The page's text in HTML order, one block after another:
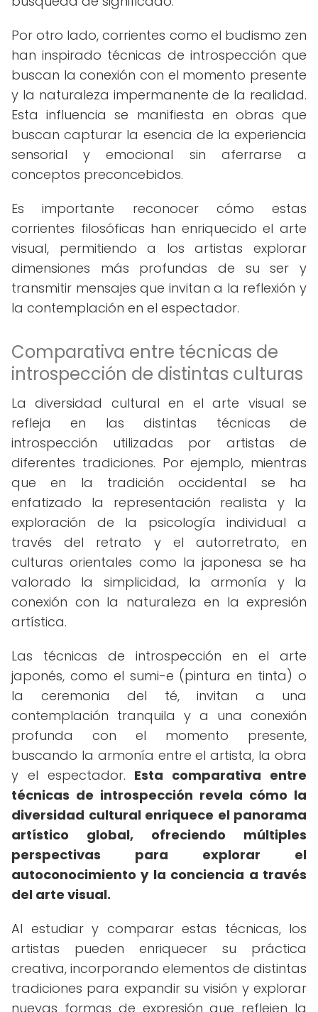
Por otro lado, corrientes como el budismo zen
han inspirado técnicas de introspección que
buscan la conexión con el momento presente
y la naturaleza impermanente de la realidad.
Esta influencia se manifiesta en obras que
buscan capturar la esencia de la experiencia
sensorial y emocional sin aferrarse a
conceptos preconcebidos.
Es importante reconocer cómo estas
corrientes filosóficas han enriquecido el arte
visual, permitiendo a los artistas explorar
dimensiones más profundas de su ser y
transmitir mensajes que invitan a la reflexión y
la contemplación en el espectador.
Comparativa entre técnicas de
introspección de distintas culturas
La diversidad cultural en el arte visual se
refleja en las distintas técnicas de
introspección utilizadas por artistas de
diferentes tradiciones. Por ejemplo, mientras
que en la tradición occidental se ha
enfatizado la representación realista y la
exploración de la psicología individual a
través del retrato y el autorretrato, en
culturas orientales como la japonesa se ha
valorado la simplicidad, la armonía y la
conexión con la naturaleza en la expresión
artística.
Las técnicas de introspección en el arte
japonés, como el sumi-e (pintura en tinta) o
la ceremonia del té, invitan a una
contemplación tranquila y a una conexión
profunda con el momento presente,
buscando la armonía entre el artista, la obra
y el espectador. Esta comparativa entre
técnicas de introspección revela cómo la
diversidad cultural enriquece el panorama
artístico global, ofreciendo múltiples
perspectivas para explorar el
autoconocimiento y la conciencia a través
del arte visual.
Al estudiar y comparar estas técnicas, los
artistas pueden enriquecer su práctica
creativa, incorporando elementos de distintas
tradiciones para expandir su visión y explorar
nuevas formas de expresión que reflejen la